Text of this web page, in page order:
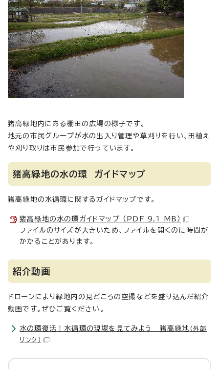
猪高緑地内にある棚田の広場の様子です。
地元の市民グループが水の出入り管理や草刈りを行い、田植え
や刈り取りは市民参加で行っています。
猪高緑地の水の環 ガイドマップ
猪高緑地の水循環に関するガイドマップです。
猪高緑地の水の環ガイドマップ （PDF 9.1 MB）
ファイルのサイズが大きいため、ファイルを開くのに時間が
かかることがあります。
紹介動画
ドローンにより緑地内の見どころの空撮などを盛り込んだ紹介
動画です。ぜひご覧ください。
水の環復活！水循環の現場を見てみよう 猪高緑地 （外部
リンク）